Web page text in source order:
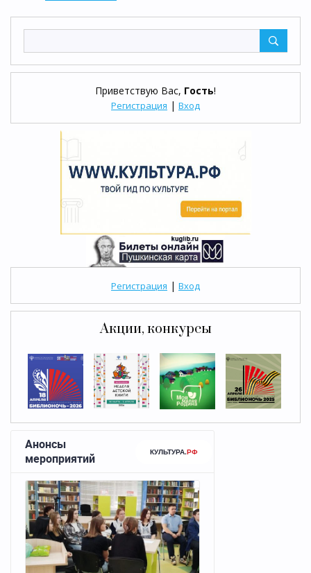
Приветствую Вас, Гость!
Регистрация | Вход
Регистрация | Вход
Акции, конкурсы